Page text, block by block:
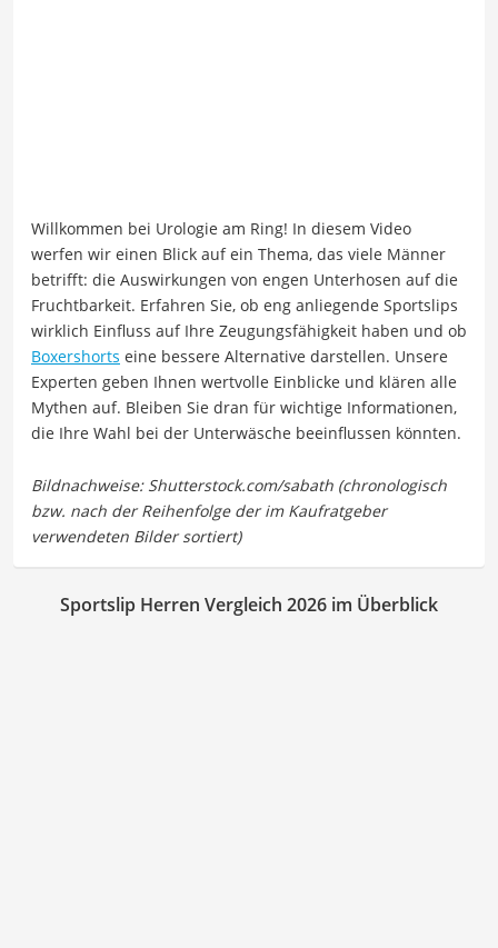
Willkommen bei Urologie am Ring! In diesem Video
werfen wir einen Blick auf ein Thema, das viele Männer
betrifft: die Auswirkungen von engen Unterhosen auf die
Fruchtbarkeit. Erfahren Sie, ob eng anliegende Sportslips
wirklich Einfluss auf Ihre Zeugungsfähigkeit haben und ob
Boxershorts eine bessere Alternative darstellen. Unsere
Experten geben Ihnen wertvolle Einblicke und klären alle
Mythen auf. Bleiben Sie dran für wichtige Informationen,
die Ihre Wahl bei der Unterwäsche beeinflussen könnten.
Sportslip Herren Vergleich 2026 im Überblick